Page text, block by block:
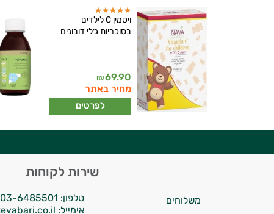
ויטמין C לילדים
בסוכריות ג׳לי דובונים
69.90
₪
מחיר באתר
לפרטים
שירות לקוחות
טלפון: 03-6485501
אימייל:
משלוחים
יועץ בריאות אישי AI
התשובות שלי מבוססות על מאגרי מידע קליניים